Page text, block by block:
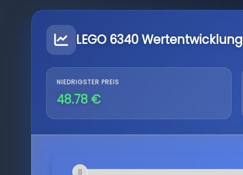
LEGO 6340 Wertentwicklung
NIEDRIGSTER PREIS
48.78 €